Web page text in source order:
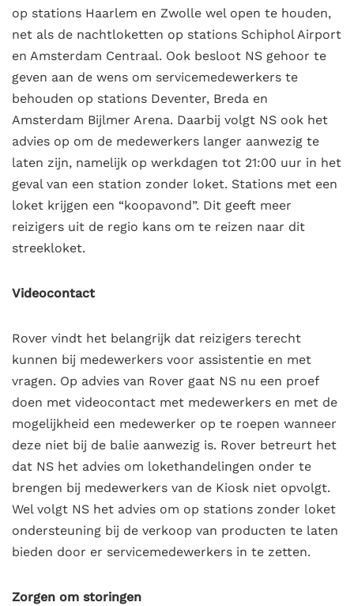
op stations Haarlem en Zwolle wel open te houden,
net als de nachtloketten op stations Schiphol Airport
en Amsterdam Centraal. Ook besloot NS gehoor te
geven aan de wens om servicemedewerkers te
behouden op stations Deventer, Breda en
Amsterdam Bijlmer Arena. Daarbij volgt NS ook het
advies op om de medewerkers langer aanwezig te
laten zijn, namelijk op werkdagen tot 21:00 uur in het
geval van een station zonder loket. Stations met een
loket krijgen een “koopavond”. Dit geeft meer
reizigers uit de regio kans om te reizen naar dit
streekloket.
Videocontact
Rover vindt het belangrijk dat reizigers terecht
kunnen bij medewerkers voor assistentie en met
vragen. Op advies van Rover gaat NS nu een proef
doen met videocontact met medewerkers en met de
mogelijkheid een medewerker op te roepen wanneer
deze niet bij de balie aanwezig is. Rover betreurt het
dat NS het advies om lokethandelingen onder te
brengen bij medewerkers van de Kiosk niet opvolgt.
Wel volgt NS het advies om op stations zonder loket
ondersteuning bij de verkoop van producten te laten
bieden door er servicemedewerkers in te zetten.
Zorgen om storingen